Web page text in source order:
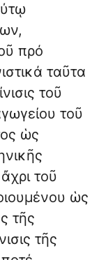
πρό
ταῦτα
τοῦ
τοῦ
ὡς
τοῦ
ὡς
τῆς
τῆς